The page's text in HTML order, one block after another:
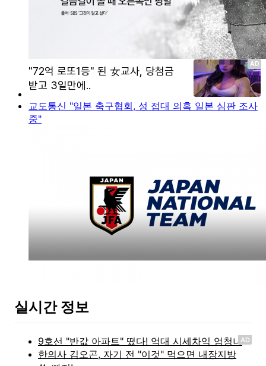
교도통신 "일본 축구협회, 성 접대 의혹 일본 심판 조사
중"
실시간 정보
AD